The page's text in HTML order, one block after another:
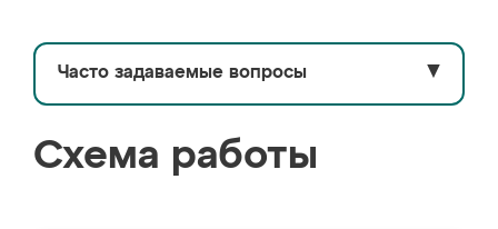
Часто задаваемые вопросы ▼
Схема работы